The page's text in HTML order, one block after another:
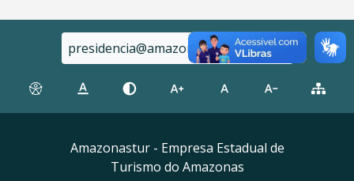
presidencia@amazonastur.am.gov.br
Amazonastur - Empresa Estadual de
Turismo do Amazonas